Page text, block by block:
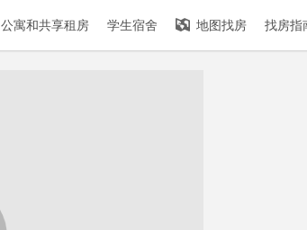
公寓和共享租房 学生宿舍 地图找房 找房指